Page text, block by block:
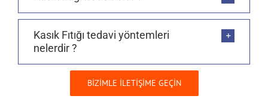
Kasık Fıtığı tedavi yöntemleri
nelerdir ?
BİZİMLE İLETİŞİME GEÇİN